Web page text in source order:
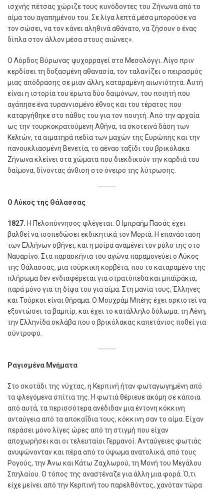
ισχνής πέτσας χώριζε τους κυνόδοντες του Ζήνωνα από το
αίμα του αγαπημένου του. Σε λίγα λεπτά μέσα μπορούσε να
τον σώσει, να τον κάνει αληθινά αθάνατο, να ζήσουν ο ένας
δίπλα στον άλλον μέσα στους αιώνες».
Ο Λόρδος Βύρωνας ψυχορραγεί στο Μεσολόγγι. Λίγο πριν
κερδίσει τη δοξασμένη αθανασία, τον ταλανίζει ο πειρασμός
μιας απόδρασης σε μιαν άλλη, καταραμένη αιωνιότητα. Αυτή
είναι η ιστορία του έρωτα δύο δαιμόνων, του ποιητή που
αγάπησε ένα τυραννισμένο έθνος και του τέρατος που
καταργήθηκε στο πάθος του για τον ποιητή. Από την αρχαία
ως την τουρκοκρατούμενη Αθήνα, τα σκοτεινά δάση των
Κελτών, τα αιματηρά πεδία των μαχών της Ευρώπης και την
πανουκλιασμένη Βενετία, το αέναο ταξίδι του βρικόλακα
Ζήνωνα κλείνει στα χώματα που διεκδικούν την καρδιά του
δαίμονα, δίνοντας άνθιση στο όνειρο της λύτρωσης.
Ο Λύκος της Θάλασσας
1827. Η Πελοπόννησος φλέγεται. Ο Ιμπραήμ Πασάς έχει
βαλθεί να ισοπεδώσει εκδικητικά τον Μοριά. Η επανάσταση
των Ελλήνων σβήνει, και η μοίρα αναμένει τον ρόλο της στο
Ναυαρίνο. Στα παρασκήνια του αγώνα παραμονεύει ο Λύκος
της Θάλασσας, μια τούρκικη κορβέτα, που το καταραμένο της
πλήρωμα δεν ενδιαφέρεται για στρατόπεδα και μπαϊράκια,
παρά μόνο για τη δίψα του για αίμα. Στη μανία τους, Έλληνες
και Τούρκοι είναι θήραμα. Ο Μουχράμ Μπέης έχει ορκιστεί να
εξοντώσει τα βαμπίρ, και έχει το κατάλληλο δόλωμα: τη Λένη,
την Ελληνίδα σκλάβα που ο βρικόλακας καπετάνιος ποθεί για
σύντροφο.
Ραγισμένα Μνήματα
Στο σκοτάδι της νύχτας, η Κερπινή ήταν φωταγωγημένη από
τα φλεγόμενα σπίτια της. Η φωτιά θέριευε ακόμη σε κάποια
από αυτά, τα περισσότερα ανέδιδαν μια έντονη κόκκινη
ανταύγεια από τα αποκαΐδια τους, κόκκινη σαν το αίμα. Είχαν
περάσει μόνο λίγες ώρες από τη στιγμή που είχαν
αποχωρήσει και οι τελευταίοι Γερμανοί. Ανταύγειες φωτιάς
ανυψώνονταν και πέρα από το ύψωμα ανατολικά, από τους
Ρογούς, την Άνω και Κάτω Ζαχλωρού, τη Μονή του Μεγάλου
Σπηλαίου. Ο τόπος της αναστέναζε για άλλη μια φορά. Ό,τι
είχε μείνει από την Κερπινή του παρελθόντος, χανόταν τώρα